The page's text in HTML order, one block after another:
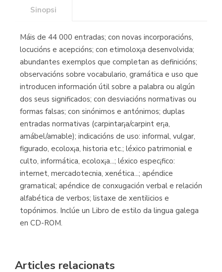
Sinopsi
Máis de 44 000 entradas; con novas incorporacións,
locucións e acepcións; con etimolox¡a desenvolvida;
abundantes exemplos que completan as definicións;
observacións sobre vocabulario, gramática e uso que
introducen información útil sobre a palabra ou algún
dos seus significados; con desviacións normativas ou
formas falsas; con sinónimos e antónimos; duplas
entradas normativas (carpintar¡a/carpint er¡a,
amábel/amable); indicacións de uso: informal, vulgar,
figurado, ecolox¡a, historia etc.; léxico patrimonial e
culto, informática, ecolox¡a...; léxico espec¡fico:
internet, mercadotecnia, xenética...; apéndice
gramatical; apéndice de conxugación verbal e relación
alfabética de verbos; listaxe de xentilicios e
topónimos. Inclúe un Libro de estilo da lingua galega
en CD-ROM.
Articles relacionats